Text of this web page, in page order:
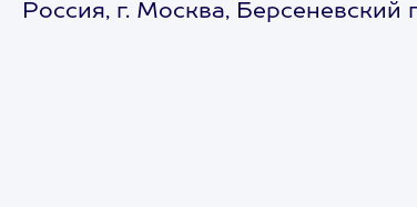
Россия, г. Москва, Берсеневский